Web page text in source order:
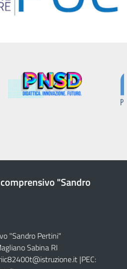
"Sandro
"Sandro Pertini"
Sabina RI
|PEC: